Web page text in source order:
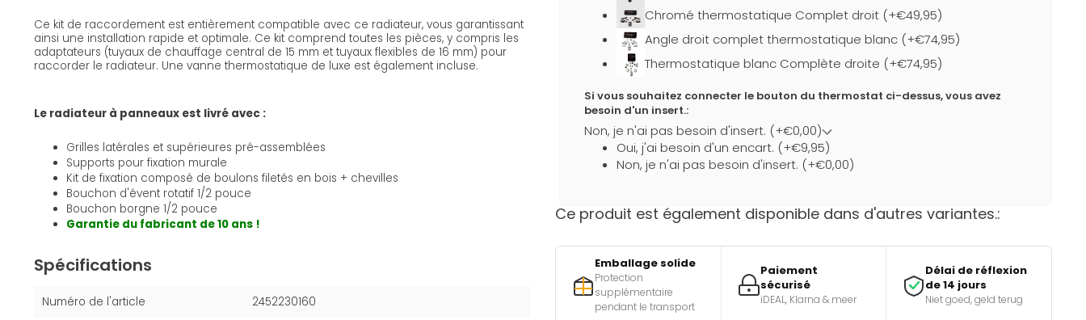
Ce kit de raccordement est entièrement compatible avec ce radiateur, vous garantissant
ainsi une installation rapide et optimale. Ce kit comprend toutes les pièces, y compris les
adaptateurs (tuyaux de chauffage central de 15 mm et tuyaux flexibles de 16 mm) pour
raccorder le radiateur. Une vanne thermostatique de luxe est également incluse.
Le radiateur à panneaux est livré avec :
Grilles latérales et supérieures pré-assemblées
Supports pour fixation murale
Kit de fixation composé de boulons filetés en bois + chevilles
Bouchon d'évent rotatif 1/2 pouce
Bouchon borgne 1/2 pouce
Garantie du fabricant de 10 ans !
Spécifications
Numéro de l'article 2452230160
Chromé thermostatique Complet droit (+€49,95)
Angle droit complet thermostatique blanc (+€74,95)
Thermostatique blanc Complète droite (+€74,95)
Si vous souhaitez connecter le bouton du thermostat ci-dessus, vous avez
besoin d'un insert.:
Non, je n'ai pas besoin d'insert. (+€0,00)
Oui, j'ai besoin d'un encart. (+€9,95)
Non, je n'ai pas besoin d'insert. (+€0,00)
Ce produit est également disponible dans d'autres variantes.:
Emballage solide
Protection
supplémentaire
pendant le transport
Paiement
sécurisé
iDEAL, Klarna & meer
Délai de réflexion
de 14 jours
Niet goed, geld terug